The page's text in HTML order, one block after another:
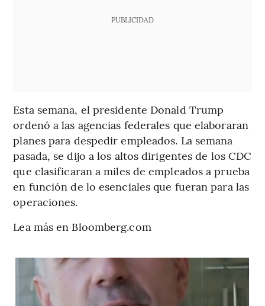
PUBLICIDAD
Esta semana, el presidente Donald Trump
ordenó a las agencias federales que elaboraran
planes para despedir empleados. La semana
pasada, se dijo a los altos dirigentes de los CDC
que clasificaran a miles de empleados a prueba
en función de lo esenciales que fueran para las
operaciones.
Lea más en Bloomberg.com